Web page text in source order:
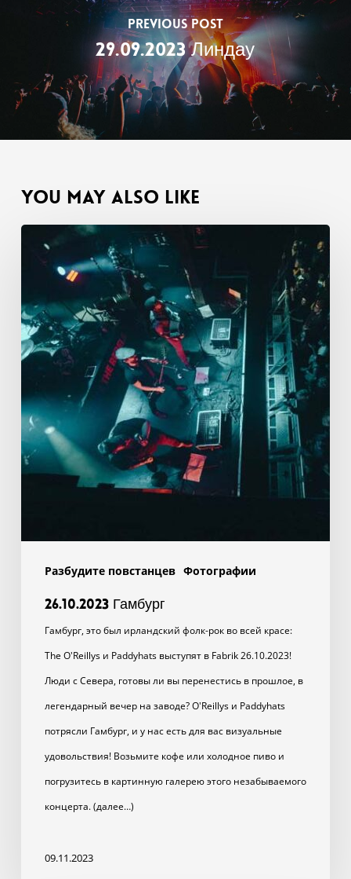
Previous Post
29.09.2023 Линдау
You May Also Like
Разбудите повстанцев Фотографии
26.10.2023
Гамбург
26.10.2023 Гамбург
Гамбург, это был ирландский фолк-рок во всей красе:
The O'Reillys и Paddyhats выступят в Fabrik 26.10.2023!
Люди с Севера, готовы ли вы перенестись в прошлое, в
легендарный вечер на заводе? O'Reillys и Paddyhats
потрясли Гамбург, и у нас есть для вас визуальные
удовольствия! Возьмите кофе или холодное пиво и
погрузитесь в картинную галерею этого незабываемого
концерта. (далее…)
09.11.2023